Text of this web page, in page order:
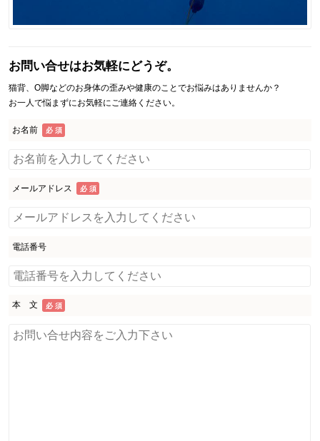
お問い合せはお気軽にどうぞ。
猫背、O脚などのお身体の歪みや健康のことでお悩みはありませんか？
お一人で悩まずにお気軽にご連絡ください。
お名前 必 須
メールアドレス 必 須
電話番号
本 文 必 須